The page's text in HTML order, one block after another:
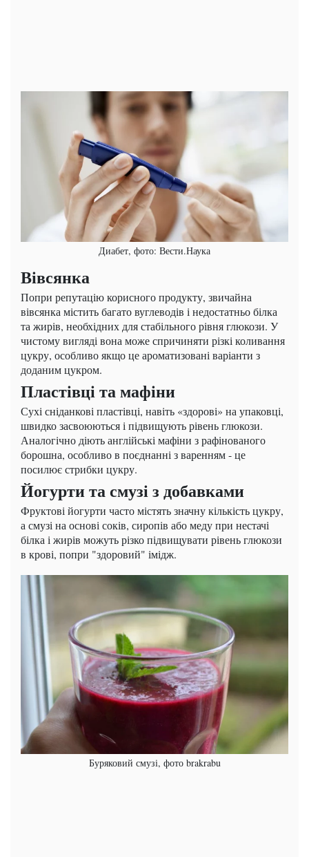
Диабет, фото: Вести.Наука
Вівсянка
Попри репутацію корисного продукту, звичайна
вівсянка містить багато вуглеводів і недостатньо білка
та жирів, необхідних для стабільного рівня глюкози. У
чистому вигляді вона може спричиняти різкі коливання
цукру, особливо якщо це ароматизовані варіанти з
доданим цукром.
Пластівці та мафіни
Сухі сніданкові пластівці, навіть «здорові» на упаковці,
швидко засвоюються і підвищують рівень глюкози.
Аналогічно діють англійські мафіни з рафінованого
борошна, особливо в поєднанні з варенням - це
посилює стрибки цукру.
Йогурти та смузі з добавками
Фруктові йогурти часто містять значну кількість цукру,
а смузі на основі соків, сиропів або меду при нестачі
білка і жирів можуть різко підвищувати рівень глюкози
в крові, попри "здоровий" імідж.
Буряковий смузі, фото brakrabu